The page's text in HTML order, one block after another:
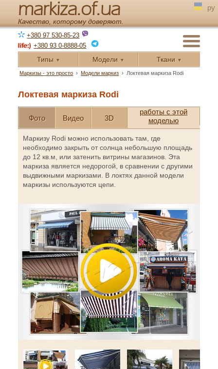
markiza.of.ua
Качество, которому доверяют.
ру
+380 97 530-85-23
+380 93 0-8888-05
Типы ▼ Модели ▼ Ткани ▼
Маркизы - это просто › Модели маркиз › Локтевая маркиза Rodi
Локтевая маркиза Rodi
Фото Видео 3D
работы с этой
моделью
Маркизу Rodi можно использовать там, где
необходимо закрыть от солнца небольшую площадь
до 12 кв.м, или затенить витрины магазинов. Эта
маркиза является недорогой, в сравнении с другими
выдвижными маркизами. В локтях данной модели
маркизы используются цепи.